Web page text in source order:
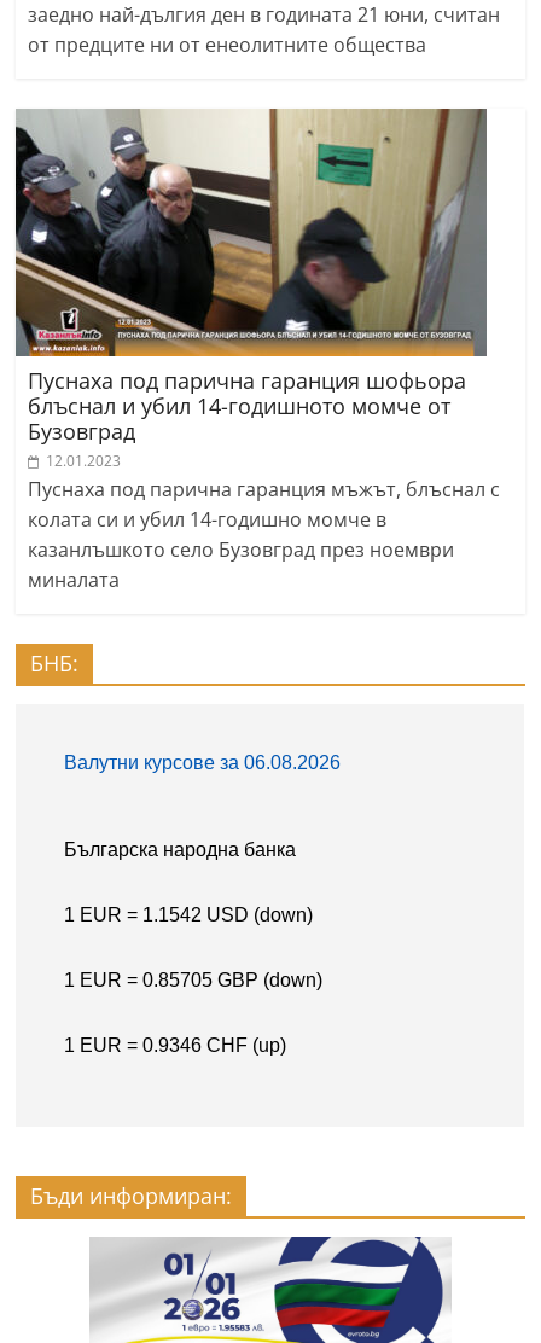
заедно най-дългия ден в годината 21 юни, считан
от предците ни от енеолитните общества
Пуснаха под парична гаранция шофьора
блъснал и убил 14-годишното момче от
Бузовград
12.01.2023
Пуснаха под парична гаранция мъжът, блъснал с
колата си и убил 14-годишно момче в
казанлъшкото село Бузовград през ноември
миналата
БНБ:
Бъди информиран: